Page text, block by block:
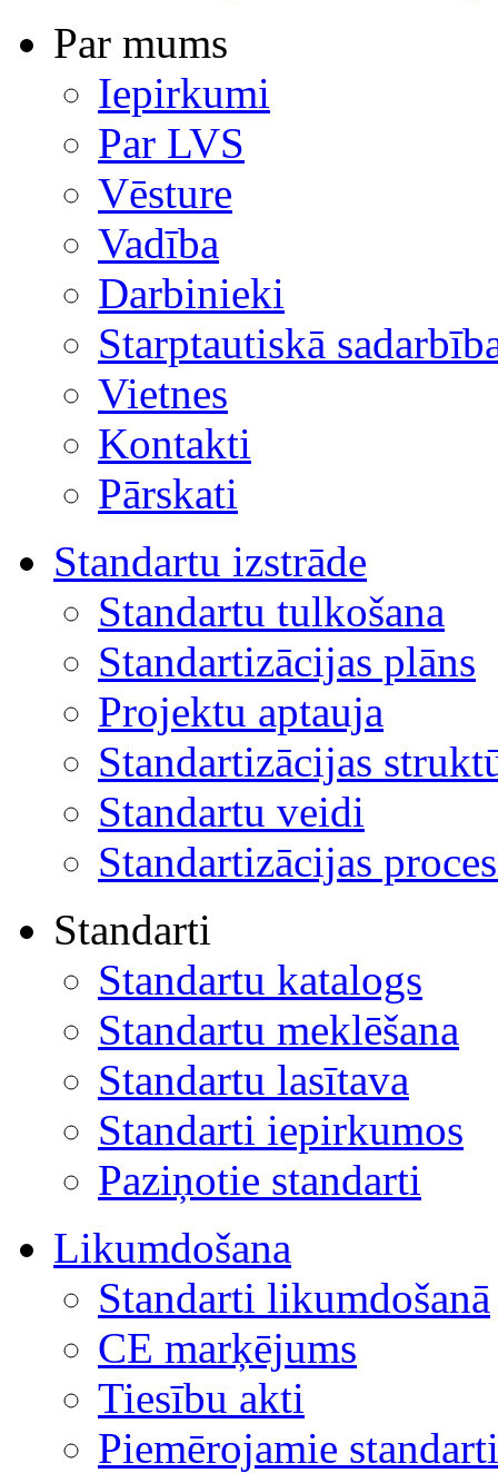
Par mums
Iepirkumi
Par LVS
Vēsture
Vadība
Darbinieki
Starptautiskā
Vietnes
Kontakti
Pārskati
Standartu izstrāde
Standartu tulkošana
Standartizācijas plāns
Projektu aptauja
Standartizācijas
Standartu veidi
Standartizācijas
Standarti
Standartu katalogs
Standartu meklēšana
Standartu lasītava
Standarti iepirkumos
Paziņotie standarti
Likumdošana
Standarti likumdošanā
CE marķējums
Tiesību akti
Piemērojamie standarti